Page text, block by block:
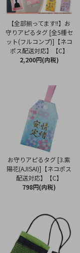
【全部揃ってます!!】お
守りアピるタグ [全5種セ
ット(フルコンプ)]【ネコ
ポス配送対応】【C】
2,200円(内税)
お守りアピるタグ [3.紫
陽花(AJISAI)]【ネコポス
配送対応】【C】
798円(内税)